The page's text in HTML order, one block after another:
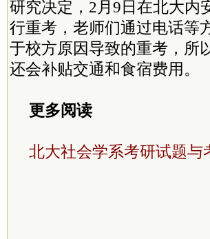
研究决定，2月9日在北大内
行重考，老师们通过电话等
于校方原因导致的重考，所
还会补贴交通和食宿费用。
更多阅读
北大社会学系考研试题与